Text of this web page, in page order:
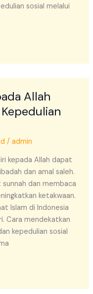
sosial melalui
Allah
/ admin
kepada Allah dapat
dan amal saleh.
sunnah dan membaca
ketakwaan.
Islam di Indonesia
Cara mendekatkan
kepedulian sosial